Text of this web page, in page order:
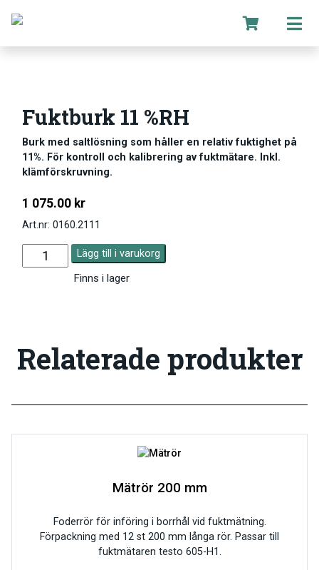
Fuktburk 11 %RH
Burk med saltlösning som håller en relativ fuktighet på
11%. För kontroll och kalibrering av fuktmätare. Inkl.
klämförskruvning.
1 075.00 kr
Art.nr: 0160.2111
Lägg till i varukorg
Finns i lager
Relaterade produkter
Mätrör 200 mm
Foderrör för införing i borrhål vid fuktmätning.
Förpackning med 12 st 200 mm långa rör. Passar till
fuktmätaren testo 605-H1.